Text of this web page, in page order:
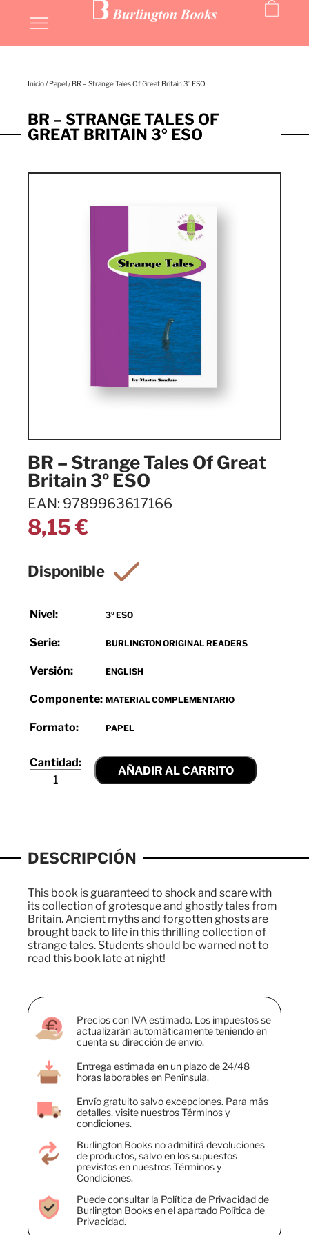
Inicio/ Papel/ BR – Strange Tales Of Great Britain 3º ESO
BR – STRANGE TALES OF
GREAT BRITAIN 3º ESO
BR – Strange Tales Of Great
Britain 3º ESO
EAN: 9789963617166
8,15€
Nivel: 3º ESO
Serie: BURLINGTON ORIGINAL READERS
Versión: ENGLISH
Componente: MATERIAL COMPLEMENTARIO
Formato: PAPEL
AÑADIR AL CARRITO
DESCRIPCIÓN
This book is guaranteed to shock and scare with
its collection of grotesque and ghostly tales from
Britain. Ancient myths and forgotten ghosts are
brought back to life in this thrilling collection of
strange tales. Students should be warned not to
read this book late at night!
Precios con IVA estimado. Los impuestos se
actualizarán automáticamente teniendo en
cuenta su dirección de envío.
Entrega estimada en un plazo de 24/48
horas laborables en Península.
Envío gratuito salvo excepciones. Para más
detalles, visite nuestros Términos y
condiciones.
Burlington Books no admitirá devoluciones
de productos, salvo en los supuestos
previstos en nuestros Términos y
Condiciones.
Puede consultar la Política de Privacidad de
Burlington Books en el apartado Política de
Privacidad.